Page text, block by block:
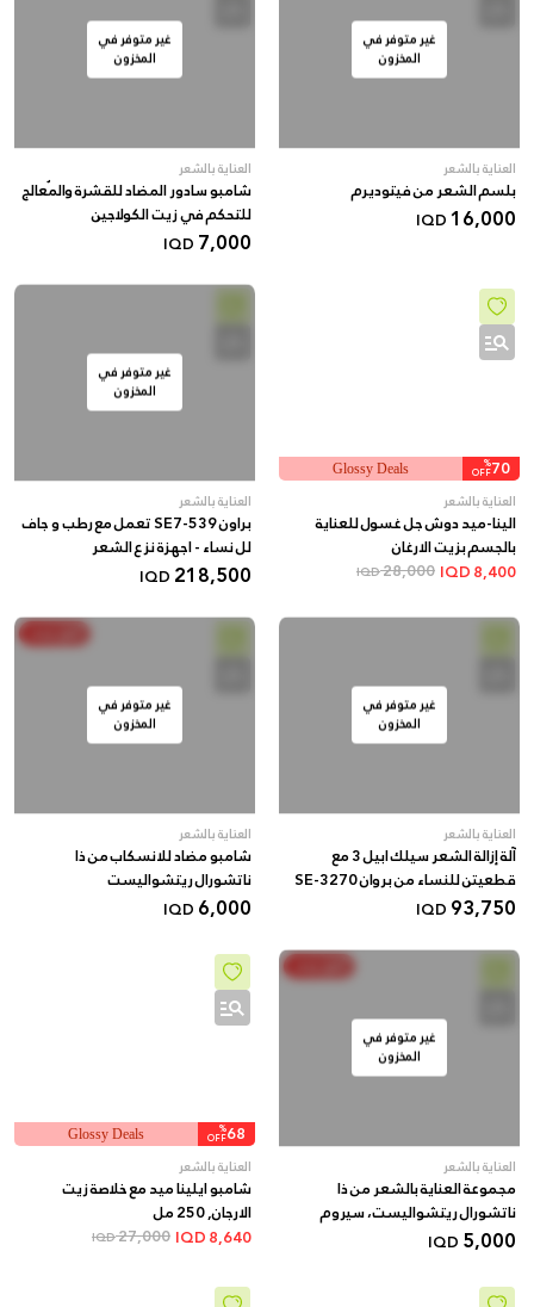
غير متوفر في
المخزون
العناية بالشعر
بلسم الشعر من فيتوديرم
16,000
IQD
غير متوفر في
المخزون
العناية بالشعر
شامبو سادور المضاد للقشرة والمُعالج
للتحكم في زيت الكولاجين
7,000
IQD
70
%
OFF
Glossy Deals
العناية بالشعر
الينا-ميد دوش جل غسول للعناية
بالجسم بزيت الارغان
8,400
28,000
IQD
غير متوفر في
المخزون
العناية بالشعر
براون SE7-539 تعمل مع رطب و جاف
لل نساء - اجهزة نزع الشعر
218,500
IQD
غير متوفر في
المخزون
العناية بالشعر
آلة إزالة الشعر سيلك ابيل 3 مع
قطعيتن للنساء من بروان SE-3270
93,750
IQD
غير متوفر في
المخزون
العناية بالشعر
شامبو مضاد للانسكاب من ذا
ناتشورال ريتشواليست
6,000
IQD
غير متوفر في
المخزون
العناية بالشعر
مجموعة العناية بالشعر من ذا
ناتشورال ريتشواليست، سيروم
وشامبو
5,000
IQD
68
%
OFF
Glossy Deals
العناية بالشعر
شامبو ايلينا ميد مع خلاصة زيت
الارجان, 250 مل
8,640
27,000
IQD